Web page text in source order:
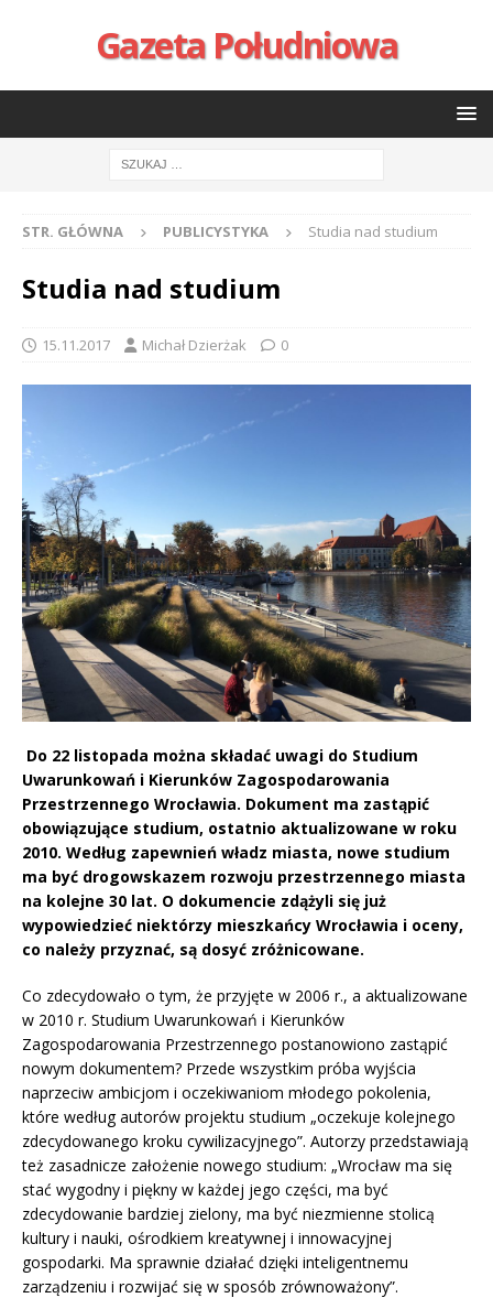
Gazeta Południowa
STR. GŁÓWNA PUBLICYSTYKA Studia nad studium
Studia nad studium
15.11.2017 Michał Dzierżak 0
Do 22 listopada można składać uwagi do Studium
Uwarunkowań i Kierunków Zagospodarowania
Przestrzennego Wrocławia. Dokument ma zastąpić
obowiązujące studium, ostatnio aktualizowane w roku
2010. Według zapewnień władz miasta, nowe studium
ma być drogowskazem rozwoju przestrzennego miasta
na kolejne 30 lat. O dokumencie zdążyli się już
wypowiedzieć niektórzy mieszkańcy Wrocławia i oceny,
co należy przyznać, są dosyć zróżnicowane.
Co zdecydowało o tym, że przyjęte w 2006 r., a aktualizowane
w 2010 r. Studium Uwarunkowań i Kierunków
Zagospodarowania Przestrzennego postanowiono zastąpić
nowym dokumentem? Przede wszystkim próba wyjścia
naprzeciw ambicjom i oczekiwaniom młodego pokolenia,
które według autorów projektu studium „oczekuje kolejnego
zdecydowanego kroku cywilizacyjnego”. Autorzy przedstawiają
też zasadnicze założenie nowego studium: „Wrocław ma się
stać wygodny i piękny w każdej jego części, ma być
zdecydowanie bardziej zielony, ma być niezmienne stolicą
kultury i nauki, ośrodkiem kreatywnej i innowacyjnej
gospodarki. Ma sprawnie działać dzięki inteligentnemu
zarządzeniu i rozwijać się w sposób zrównoważony”.